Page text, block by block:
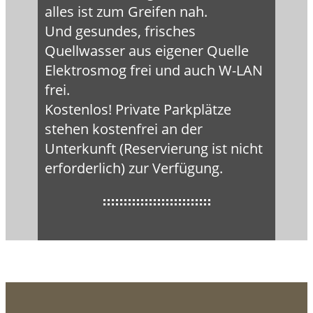
alles ist zum Greifen nah.
Und gesundes, frisches
Quellwasser aus eigener Quelle
Elektrosmog frei und auch W-LAN
frei.
Kostenlos! Private Parkplätze
stehen kostenfrei an der
Unterkunft (Reservierung ist nicht
erforderlich) zur Verfügung.